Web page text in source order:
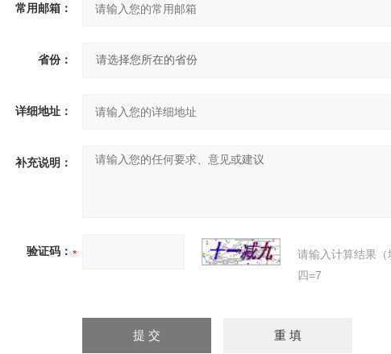
常用邮箱：
省份：
详细地址：
补充说明：
验证码：
请输入计算结果
四=7